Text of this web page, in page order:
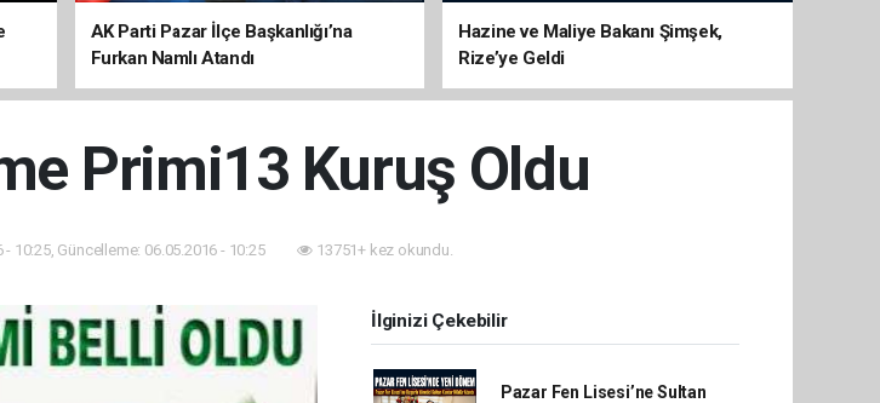
AK Parti Pazar İlçe Başkanlığı’na
Furkan Namlı Atandı
Hazine ve Maliye Bakanı Şimşek,
Rize’ye Geldi
Primi13 Kuruş Oldu
10:25, Güncelleme: 06.05.2016 - 10:25 13751+ kez okundu.
İlginizi Çekebilir
Pazar Fen Lisesi’ne Sultan